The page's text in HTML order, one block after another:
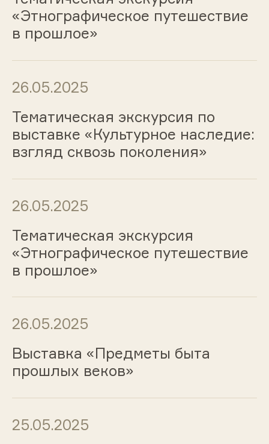
«Этнографическое путешествие
в прошлое»
26.05.2025
Тематическая экскурсия по
выставке «Культурное наследие:
взгляд сквозь поколения»
26.05.2025
Тематическая экскурсия
«Этнографическое путешествие
в прошлое»
26.05.2025
Выставка «Предметы быта
прошлых веков»
25.05.2025